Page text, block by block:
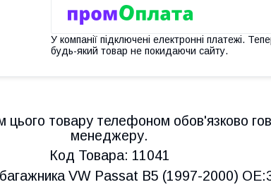
У компанії підключені електронні платежі.
будь-який товар не покидаючи сайту.
цього товару телефоном обов'язково
менеджеру.
Код Товара: 11041
VW Passat B5 (1997-2000)